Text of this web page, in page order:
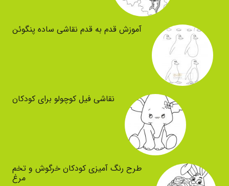
آموزش قدم به قدم نقاشی ساده پنگوئن
نقاشی فیل کوچولو برای کودکان
طرح رنگ آمیزی کودکان خرگوش و تخم
مرغ